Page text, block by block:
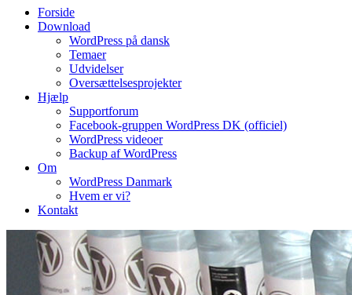
Forside
Download
WordPress på dansk
Temaer
Udvidelser
Oversættelsesprojekter
Hjælp
Supportforum
Facebook-gruppen WordPress DK (officiel)
WordPress videoer
Backup af WordPress
Om
WordPress Danmark
Hvem er vi?
Kontakt